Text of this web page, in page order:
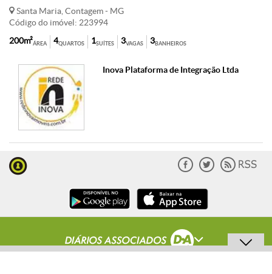
Santa Maria, Contagem - MG
Código do imóvel: 223994
ÁREA
200m² QUARTOS
4 SUÍTES
1 VAGAS
3 BANHEIROS
3
Inova Plataforma de Integração Ltda